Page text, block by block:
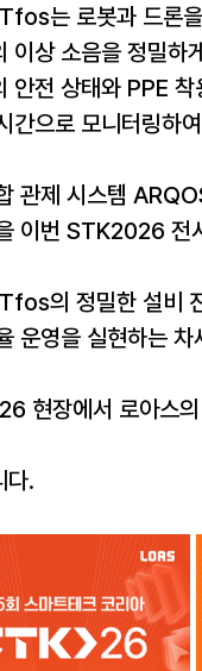
는 로봇과 드론을
이상 소음을 정밀하
안전 상태와 PPE
간으로 모니터링하
관제 시스템
이번 STK2026 전
의 정밀한 설비
운영을 실현하는
현장에서 로아스
다.